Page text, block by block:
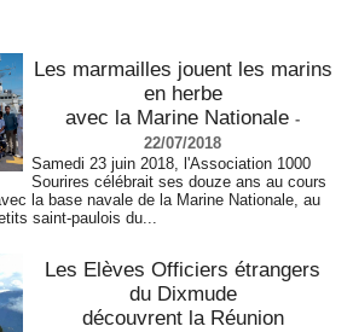
Les marmailles jouent les marins
en herbe
avec la Marine Nationale -
22/07/2018
Samedi 23 juin 2018, l'Association 1000
Sourires célébrait ses douze ans au cours
la base navale de la Marine Nationale, au
saint-paulois du...
Les Elèves Officiers étrangers
du Dixmude
découvrent la Réunion